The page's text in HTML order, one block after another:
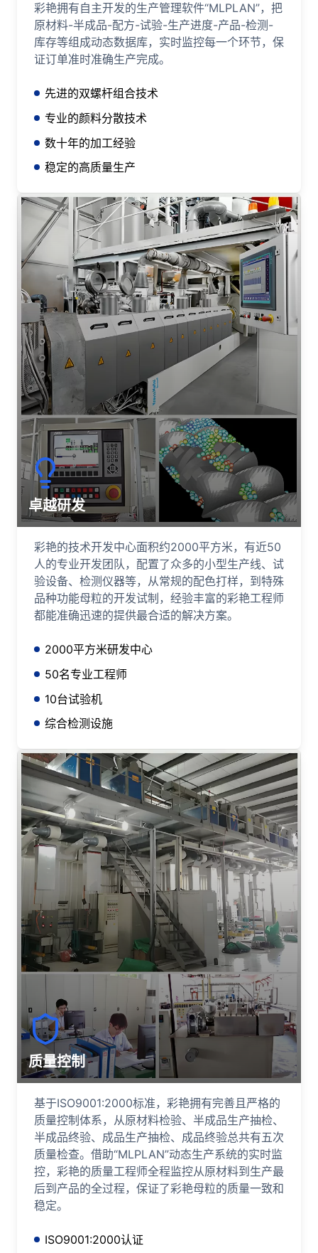
彩艳拥有自主开发的生产管理软件“MLPLAN”，把
原材料-半成品-配方-试验-生产进度-产品-检测-
库存等组成动态数据库，实时监控每一个环节，保
证订单准时准确生产完成。
先进的双螺杆组合技术
专业的颜料分散技术
数十年的加工经验
稳定的高质量生产
卓越研发
彩艳的技术开发中心面积约2000平方米，有近50
人的专业开发团队，配置了众多的小型生产线、试
验设备、检测仪器等，从常规的配色打样，到特殊
品种功能母粒的开发试制，经验丰富的彩艳工程师
都能准确迅速的提供最合适的解决方案。
2000平方米研发中心
50名专业工程师
10台试验机
综合检测设施
质量控制
基于ISO9001:2000标准，彩艳拥有完善且严格的
质量控制体系，从原材料检验、半成品生产抽检、
半成品终验、成品生产抽检、成品终验总共有五次
质量检查。借助“MLPLAN”动态生产系统的实时监
控，彩艳的质量工程师全程监控从原材料到生产最
后到产品的全过程，保证了彩艳母粒的质量一致和
稳定。
ISO9001:2000认证